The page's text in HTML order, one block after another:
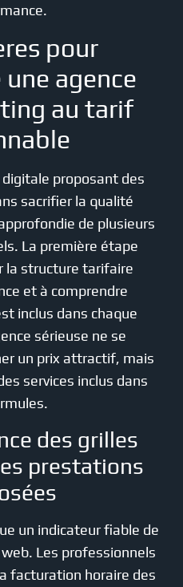
pour
agence
au tarif
proposant des
sacrifier la qualité
de plusieurs
La première étape
la structure tarifaire
et à comprendre
inclus dans chaque
sérieuse ne se
un prix attractif, mais
services inclus dans
des grilles
prestations
un indicateur fiable de
Les professionnels
facturation horaire des